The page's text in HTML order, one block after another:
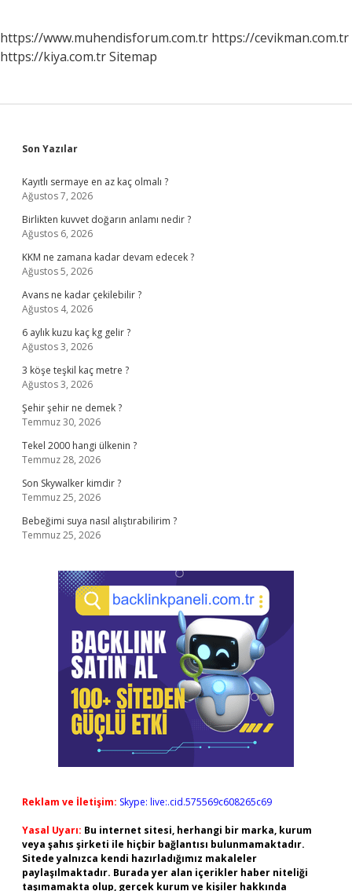
https://www.muhendisforum.com.tr https://cevikman.com.tr
https://kiya.com.trSitemap
Sidebar
Son Yazılar
Kayıtlı sermaye en az kaç olmalı ?
Ağustos 7, 2026
Birlikten kuvvet doğarın anlamı nedir ?
Ağustos 6, 2026
KKM ne zamana kadar devam edecek ?
Ağustos 5, 2026
Avans ne kadar çekilebilir ?
Ağustos 4, 2026
6 aylık kuzu kaç kg gelir ?
Ağustos 3, 2026
3 köşe teşkil kaç metre ?
Ağustos 3, 2026
Şehir şehir ne demek ?
Temmuz 30, 2026
Tekel 2000 hangi ülkenin ?
Temmuz 28, 2026
Son Skywalker kimdir ?
Temmuz 25, 2026
Bebeğimi suya nasıl alıştırabilirim ?
Temmuz 25, 2026
Reklam ve İletişim: Skype: live:.cid.575569c608265c69
Yasal Uyarı: Bu internet sitesi, herhangi bir marka, kurum
veya şahıs şirketi ile hiçbir bağlantısı bulunmamaktadır.
Sitede yalnızca kendi hazırladığımız makaleler
paylaşılmaktadır. Burada yer alan içerikler haber niteliği
taşımamakta olup, gerçek kurum ve kişiler hakkında